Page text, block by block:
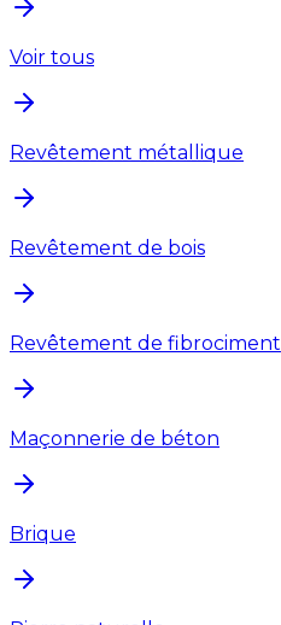
Voir tous
Revêtement métallique
Revêtement de bois
Revêtement de fibrociment
Maçonnerie de béton
Brique